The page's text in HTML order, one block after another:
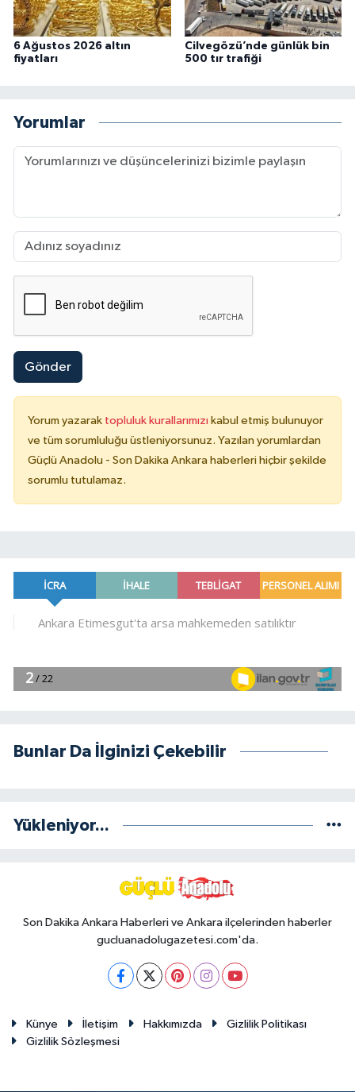
6 Ağustos 2026 altın
fiyatları
Cilvegözü’nde günlük bin
500 tır trafiği
Yorumlar
Gönder
Yorum yazarak topluluk kurallarımızı kabul etmiş bulunuyor
ve tüm sorumluluğu üstleniyorsunuz. Yazılan yorumlardan
Güçlü Anadolu - Son Dakika Ankara haberleri hiçbir şekilde
sorumlu tutulamaz.
Bunlar Da İlginizi Çekebilir
Yükleniyor...
Son Dakika Ankara Haberleri ve Ankara ilçelerinden haberler
gucluanadolugazetesi.com'da.
Künye İletişim Hakkımızda
Gizlilik Politikası
Gizlilik Sözleşmesi